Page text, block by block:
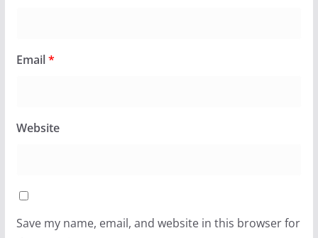
Email*
Website
Save my name, email, and website in this browser for